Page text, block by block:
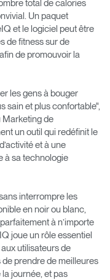
total de calories
Un paquet
et le logiciel peut être
de fitness sur de
de promouvoir la
les gens à bouger
sain et plus confortable",
Marketing de
un outil qui redéfinit le
et à une
à sa technologie
interrompre les
en noir ou blanc,
à n’importe
joue un rôle essentiel
aux utilisateurs de
de prendre de meilleures
journée, et pas